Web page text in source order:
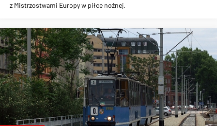
z Mistrzostwami Europy w piłce nożnej.